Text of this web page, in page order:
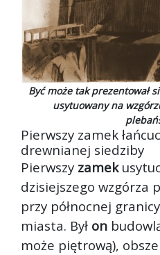
Być może tak prezentował
usytuowany na
Pierwszy zamek
drewnianej siedziby
Pierwszy zamek
dzisiejszego wzgórza
przy północnej
miasta. Był on
może piętrową),